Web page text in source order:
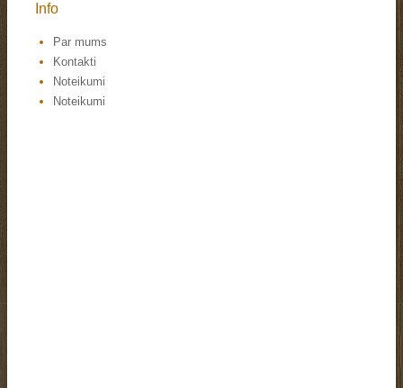
Info
Par mums
Kontakti
Noteikumi
Noteikumi